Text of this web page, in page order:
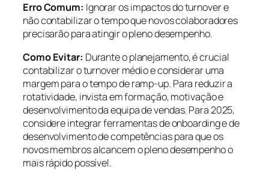
Erro Comum: Ignorar os impactos do turnover e
não contabilizar o tempo que novos colaboradores
precisarão para atingir o pleno desempenho.
Como Evitar: Durante o planejamento, é crucial
contabilizar o turnover médio e considerar uma
margem para o tempo de ramp-up. Para reduzir a
rotatividade, invista em formação, motivação e
desenvolvimento da equipa de vendas. Para 2025,
considere integrar ferramentas de onboarding e de
desenvolvimento de competências para que os
novos membros alcancem o pleno desempenho o
mais rápido possível.